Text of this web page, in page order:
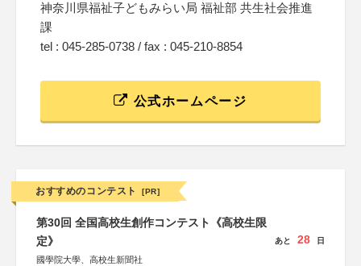
神奈川県福祉子どもみらい局 福祉部 共生社会推進
課
tel : 045-285-0738 / fax : 045-210-8854
公式ホームページ
おすすめのコンテスト [PR]
第30回 全国高校生創作コンテスト《高校生限
定》
國學院大學、高校生新聞社
あと 28 日